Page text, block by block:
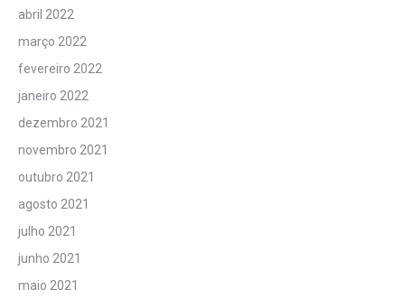
abril 2022
março 2022
fevereiro 2022
janeiro 2022
dezembro 2021
novembro 2021
outubro 2021
agosto 2021
julho 2021
junho 2021
maio 2021